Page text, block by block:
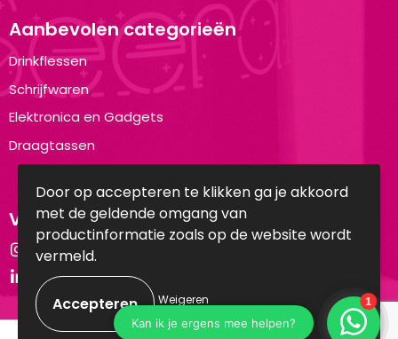
Aanbevolen categorieën
Drinkflessen
Schrijfwaren
Elektronica en Gadgets
Draagtassen
Volg ons op:
Instagram
LinkedIn
Door op accepteren te klikken ga je akkoord
met de geldende omgang van
productinformatie zoals op de website wordt
vermeld.
Weigeren